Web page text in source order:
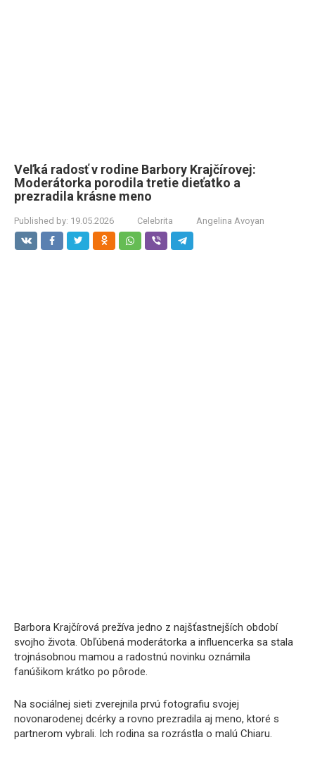
Veľká radosť v rodine Barbory Krajčírovej:
Moderátorka porodila tretie dieťatko a
prezradila krásne meno
Published by: 19.05.2026 Celebrita Angelina Avoyan
Barbora Krajčírová prežíva jedno z najšťastnejších období
svojho života. Obľúbená moderátorka a influencerka sa stala
trojnásobnou mamou a radostnú novinku oznámila
fanúšikom krátko po pôrode.
Na sociálnej sieti zverejnila prvú fotografiu svojej
novonarodenej dcérky a rovno prezradila aj meno, ktoré s
partnerom vybrali. Ich rodina sa rozrástla o malú Chiaru.